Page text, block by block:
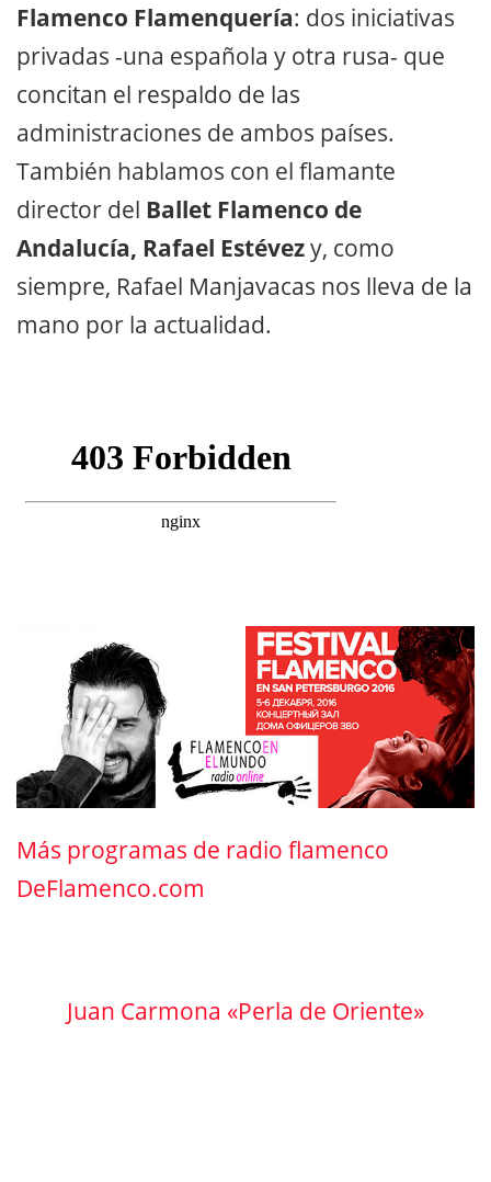
Flamenco Flamenquería: dos iniciativas
privadas -una española y otra rusa- que
concitan el respaldo de las
administraciones de ambos países.
También hablamos con el flamante
director del Ballet Flamenco de
Andalucía, Rafael Estévezy, como
siempre, Rafael Manjavacas nos lleva de la
mano por la actualidad.
Más programas de radio flamenco
DeFlamenco.com
Juan Carmona «Perla de Oriente»